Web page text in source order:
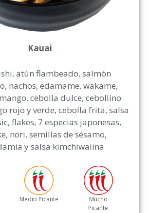
Kauai
atún flambeado, salmón
nachos, edamame, wakame,
cebolla dulce, cebollino
rojo y verde, cebolla frita, salsa
flakes, 7 especias japonesas,
nori, semillas de sésamo,
y salsa kimchiwaiina
Medio Picante
Mucho
Picante